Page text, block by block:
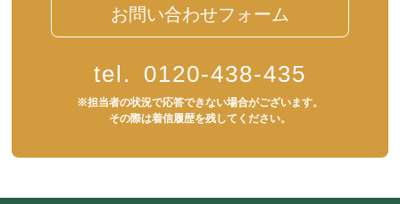
お問い合わせフォーム
tel. 0120-438-435
※担当者の状況で応答できない場合がございます。
その際は着信履歴を残してください。